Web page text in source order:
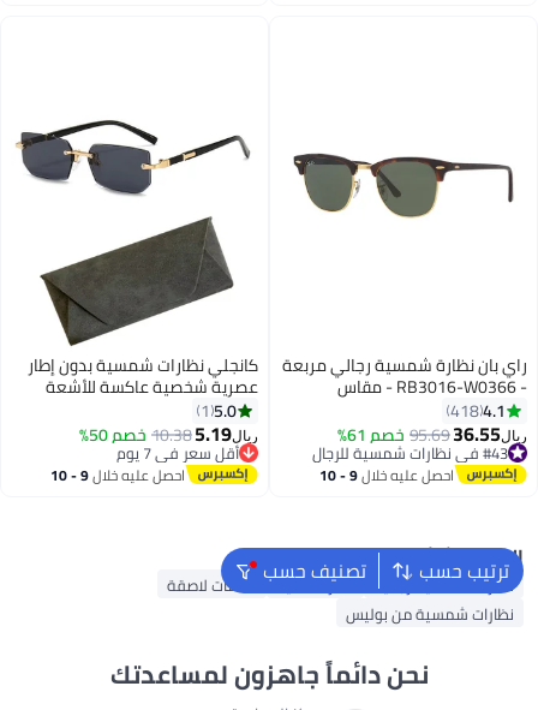
راي بان نظارة شمسية رجالي مربعة
- RB3016-W0366 - مقاس
العدسة: 51 ملم - بني رجال
4.1
418
ريال36.55
95.69خصم 61%
#43 في نظارات شمسية للرجال
#43 في نظارات شمسية للرجال احصل عليه خلال 9 - 10
كانجلي نظارات شمسية بدون إطار
عصرية شخصية عاكسة للأشعة
فوق البنفسجية للجنسين
5.0
1
ريال5.19
10.38خصم 50%
أقل سعر في 7 يوم
أقل سعر في 7 يوماحصل عليه خلال 9 - 10
ترتيب حسب تصنيف حسب البحث الشائع
نظارات شمسية رجالية نظارات ذكية
عدسات لاصقة
نظارات شمسية من بوليس
نحن دائماً جاهزون لمساعدتك